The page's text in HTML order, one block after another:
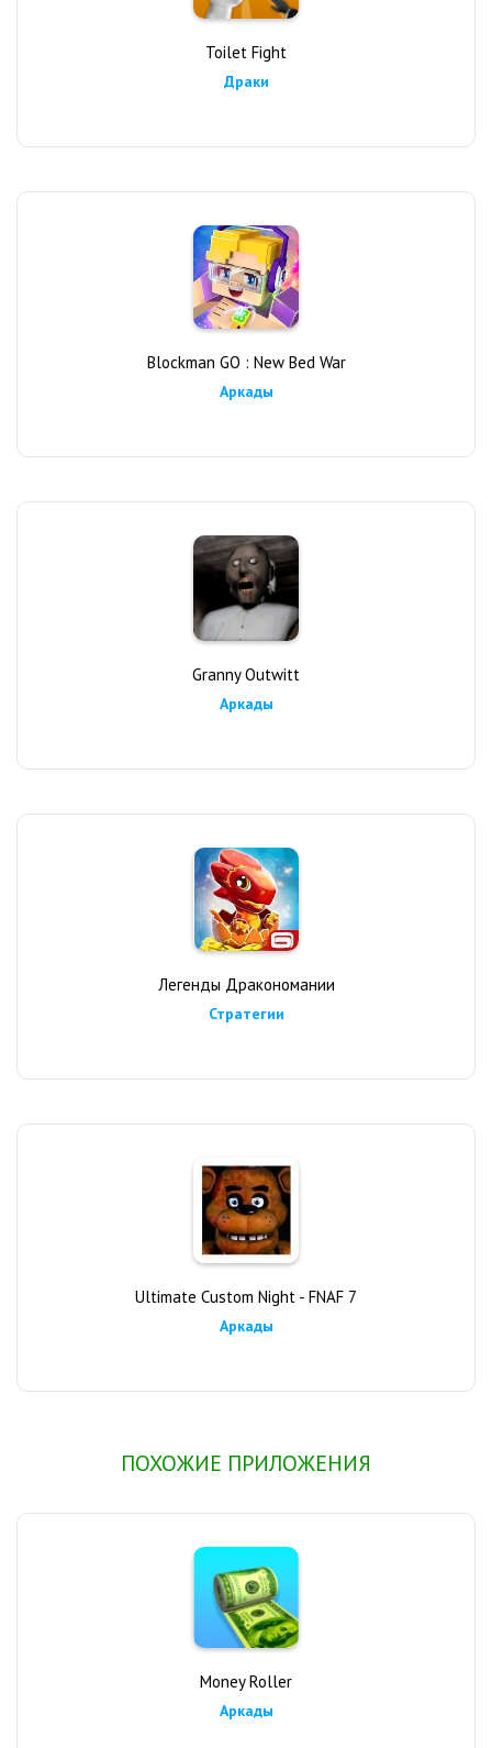
Toilet Fight
Драки
Blockman GO : New Bed War
Аркады
Granny Outwitt
Аркады
Легенды Дракономании
Стратегии
Ultimate Custom Night - FNAF 7
Аркады
ПОХОЖИЕ ПРИЛОЖЕНИЯ
Money Roller
Аркады